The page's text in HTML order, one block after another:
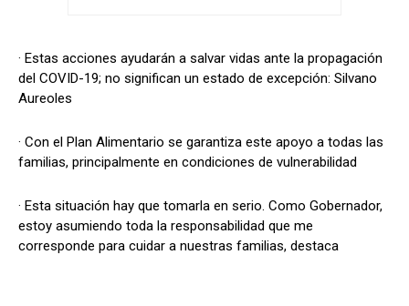
· Estas acciones ayudarán a salvar vidas ante la propagación
del COVID-19; no significan un estado de excepción: Silvano
Aureoles
· Con el Plan Alimentario se garantiza este apoyo a todas las
familias, principalmente en condiciones de vulnerabilidad
· Esta situación hay que tomarla en serio. Como Gobernador,
estoy asumiendo toda la responsabilidad que me
corresponde para cuidar a nuestras familias, destaca